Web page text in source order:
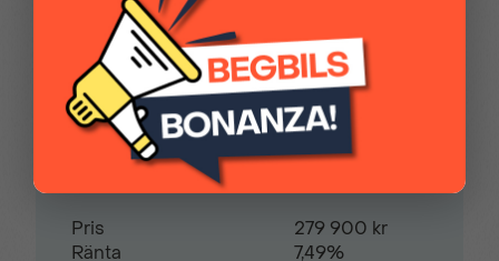
Kontantinsats 69 975,00 kr
Avbetalningstid60månader
Restvärde
Pris
279 900 kr
Ränta
7,49%